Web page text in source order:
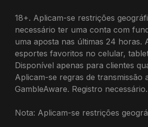
18+. Aplicam-se restrições
necessário ter uma conta com
uma aposta nas últimas 24 horas.
esportes favoritos no celular,
Disponível apenas para clientes
Aplicam-se regras de transmissão
GambleAware. Registro necessário.
Nota: Aplicam-se restrições